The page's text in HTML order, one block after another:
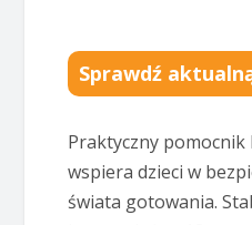
Sprawdź
Praktyczny
wspiera dzieci w
świata gotowania.